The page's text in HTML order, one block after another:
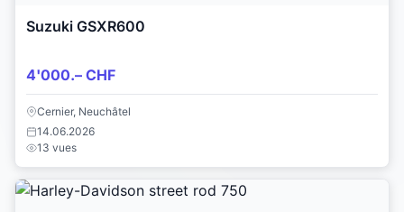
Suzuki GSXR600
4'000.– CHF
Cernier, Neuchâtel
14.06.2026
13 vues